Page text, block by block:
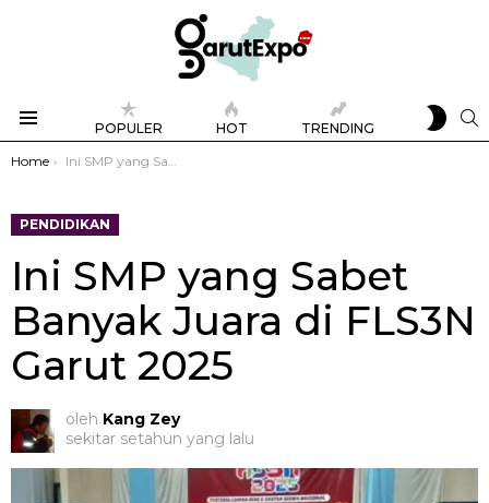
POPULER HOT TRENDING
SKIN
You are here:
Home Ini SMP yang Sabet Banyak Juara di FLS3N Garut 2025
PENDIDIKAN
Ini SMP yang Sabet
Banyak Juara di FLS3N
Garut 2025
oleh Kang Zey
sekitar setahun yang lalu